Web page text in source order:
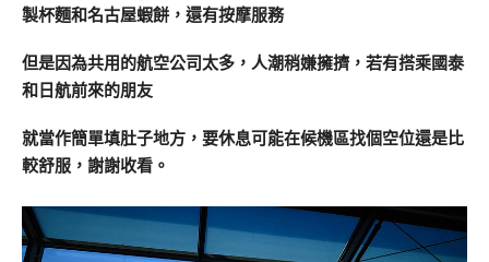
製杯麵和名古屋蝦餅，還有按摩服務
但是因為共用的航空公司太多，人潮稍嫌擁擠，若有搭乘國泰
和日航前來的朋友
就當作簡單填肚子地方， 要休息可能在候機區找個空位還是比
較舒服，謝謝收看。